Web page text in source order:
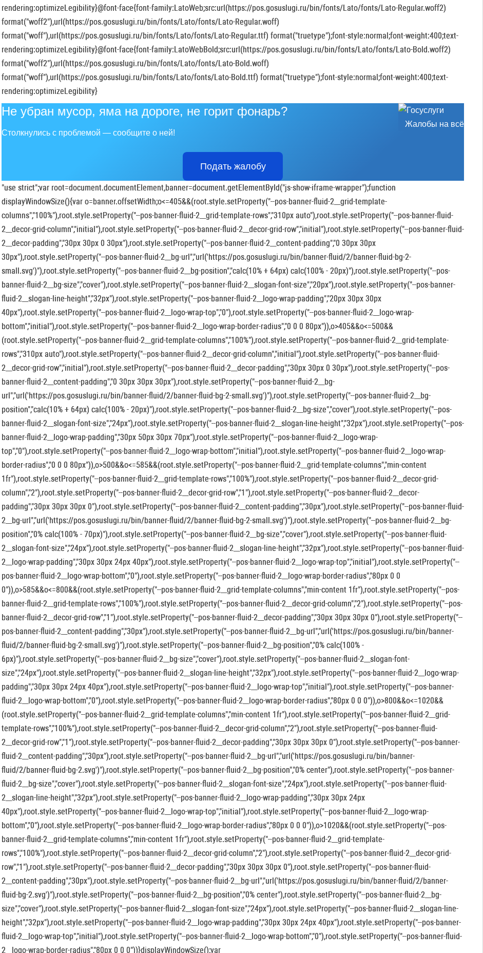
rendering:optimizeLegibility}@font-face{font-family:LatoWeb;src:url(https://pos.gosuslugi.ru/bin/fonts/Lato/fonts/Lato-Regular.woff2)
format("woff2"),url(https://pos.gosuslugi.ru/bin/fonts/Lato/fonts/Lato-Regular.woff)
format("woff"),url(https://pos.gosuslugi.ru/bin/fonts/Lato/fonts/Lato-Regular.ttf) format("truetype");font-style:normal;font-weight:400;text-
rendering:optimizeLegibility}@font-face{font-family:LatoWebBold;src:url(https://pos.gosuslugi.ru/bin/fonts/Lato/fonts/Lato-Bold.woff2)
format("woff2"),url(https://pos.gosuslugi.ru/bin/fonts/Lato/fonts/Lato-Bold.woff)
format("woff"),url(https://pos.gosuslugi.ru/bin/fonts/Lato/fonts/Lato-Bold.ttf) format("truetype");font-style:normal;font-weight:400;text-
rendering:optimizeLegibility}
Жалобы на всё
Не убран мусор, яма на дороге, не горит фонарь?
Столкнулись с проблемой — сообщите о ней!
Подать жалобу
"use strict";var root=document.documentElement,banner=document.getElementById("js-show-iframe-wrapper");function
displayWindowSize(){var o=banner.offsetWidth;o<=405&&(root.style.setProperty("--pos-banner-fluid-2__grid-template-
columns","100%"),root.style.setProperty("--pos-banner-fluid-2__grid-template-rows","310px auto"),root.style.setProperty("--pos-banner-fluid-
2__decor-grid-column","initial"),root.style.setProperty("--pos-banner-fluid-2__decor-grid-row","initial"),root.style.setProperty("--pos-banner-fluid-
2__decor-padding","30px 30px 0 30px"),root.style.setProperty("--pos-banner-fluid-2__content-padding","0 30px 30px
30px"),root.style.setProperty("--pos-banner-fluid-2__bg-url","url('https://pos.gosuslugi.ru/bin/banner-fluid/2/banner-fluid-bg-2-
small.svg')"),root.style.setProperty("--pos-banner-fluid-2__bg-position","calc(10% + 64px) calc(100% - 20px)"),root.style.setProperty("--pos-
banner-fluid-2__bg-size","cover"),root.style.setProperty("--pos-banner-fluid-2__slogan-font-size","20px"),root.style.setProperty("--pos-banner-
fluid-2__slogan-line-height","32px"),root.style.setProperty("--pos-banner-fluid-2__logo-wrap-padding","20px 30px 30px
40px"),root.style.setProperty("--pos-banner-fluid-2__logo-wrap-top","0"),root.style.setProperty("--pos-banner-fluid-2__logo-wrap-
bottom","initial"),root.style.setProperty("--pos-banner-fluid-2__logo-wrap-border-radius","0 0 0 80px")),o>405&&o<=500&&
(root.style.setProperty("--pos-banner-fluid-2__grid-template-columns","100%"),root.style.setProperty("--pos-banner-fluid-2__grid-template-
rows","310px auto"),root.style.setProperty("--pos-banner-fluid-2__decor-grid-column","initial"),root.style.setProperty("--pos-banner-fluid-
2__decor-grid-row","initial"),root.style.setProperty("--pos-banner-fluid-2__decor-padding","30px 30px 0 30px"),root.style.setProperty("--pos-
banner-fluid-2__content-padding","0 30px 30px 30px"),root.style.setProperty("--pos-banner-fluid-2__bg-
url","url('https://pos.gosuslugi.ru/bin/banner-fluid/2/banner-fluid-bg-2-small.svg')"),root.style.setProperty("--pos-banner-fluid-2__bg-
position","calc(10% + 64px) calc(100% - 20px)"),root.style.setProperty("--pos-banner-fluid-2__bg-size","cover"),root.style.setProperty("--pos-
banner-fluid-2__slogan-font-size","24px"),root.style.setProperty("--pos-banner-fluid-2__slogan-line-height","32px"),root.style.setProperty("--pos-
banner-fluid-2__logo-wrap-padding","30px 50px 30px 70px"),root.style.setProperty("--pos-banner-fluid-2__logo-wrap-
top","0"),root.style.setProperty("--pos-banner-fluid-2__logo-wrap-bottom","initial"),root.style.setProperty("--pos-banner-fluid-2__logo-wrap-
border-radius","0 0 0 80px")),o>500&&o<=585&&(root.style.setProperty("--pos-banner-fluid-2__grid-template-columns","min-content
1fr"),root.style.setProperty("--pos-banner-fluid-2__grid-template-rows","100%"),root.style.setProperty("--pos-banner-fluid-2__decor-grid-
column","2"),root.style.setProperty("--pos-banner-fluid-2__decor-grid-row","1"),root.style.setProperty("--pos-banner-fluid-2__decor-
padding","30px 30px 30px 0"),root.style.setProperty("--pos-banner-fluid-2__content-padding","30px"),root.style.setProperty("--pos-banner-fluid-
2__bg-url","url('https://pos.gosuslugi.ru/bin/banner-fluid/2/banner-fluid-bg-2-small.svg')"),root.style.setProperty("--pos-banner-fluid-2__bg-
position","0% calc(100% - 70px)"),root.style.setProperty("--pos-banner-fluid-2__bg-size","cover"),root.style.setProperty("--pos-banner-fluid-
2__slogan-font-size","24px"),root.style.setProperty("--pos-banner-fluid-2__slogan-line-height","32px"),root.style.setProperty("--pos-banner-fluid-
2__logo-wrap-padding","30px 30px 24px 40px"),root.style.setProperty("--pos-banner-fluid-2__logo-wrap-top","initial"),root.style.setProperty("--
pos-banner-fluid-2__logo-wrap-bottom","0"),root.style.setProperty("--pos-banner-fluid-2__logo-wrap-border-radius","80px 0 0
0")),o>585&&o<=800&&(root.style.setProperty("--pos-banner-fluid-2__grid-template-columns","min-content 1fr"),root.style.setProperty("--pos-
banner-fluid-2__grid-template-rows","100%"),root.style.setProperty("--pos-banner-fluid-2__decor-grid-column","2"),root.style.setProperty("--pos-
banner-fluid-2__decor-grid-row","1"),root.style.setProperty("--pos-banner-fluid-2__decor-padding","30px 30px 30px 0"),root.style.setProperty("--
pos-banner-fluid-2__content-padding","30px"),root.style.setProperty("--pos-banner-fluid-2__bg-url","url('https://pos.gosuslugi.ru/bin/banner-
fluid/2/banner-fluid-bg-2-small.svg')"),root.style.setProperty("--pos-banner-fluid-2__bg-position","0% calc(100% -
6px)"),root.style.setProperty("--pos-banner-fluid-2__bg-size","cover"),root.style.setProperty("--pos-banner-fluid-2__slogan-font-
size","24px"),root.style.setProperty("--pos-banner-fluid-2__slogan-line-height","32px"),root.style.setProperty("--pos-banner-fluid-2__logo-wrap-
padding","30px 30px 24px 40px"),root.style.setProperty("--pos-banner-fluid-2__logo-wrap-top","initial"),root.style.setProperty("--pos-banner-
fluid-2__logo-wrap-bottom","0"),root.style.setProperty("--pos-banner-fluid-2__logo-wrap-border-radius","80px 0 0 0")),o>800&&o<=1020&&
(root.style.setProperty("--pos-banner-fluid-2__grid-template-columns","min-content 1fr"),root.style.setProperty("--pos-banner-fluid-2__grid-
template-rows","100%"),root.style.setProperty("--pos-banner-fluid-2__decor-grid-column","2"),root.style.setProperty("--pos-banner-fluid-
2__decor-grid-row","1"),root.style.setProperty("--pos-banner-fluid-2__decor-padding","30px 30px 30px 0"),root.style.setProperty("--pos-banner-
fluid-2__content-padding","30px"),root.style.setProperty("--pos-banner-fluid-2__bg-url","url('https://pos.gosuslugi.ru/bin/banner-
fluid/2/banner-fluid-bg-2.svg')"),root.style.setProperty("--pos-banner-fluid-2__bg-position","0% center"),root.style.setProperty("--pos-banner-
fluid-2__bg-size","cover"),root.style.setProperty("--pos-banner-fluid-2__slogan-font-size","24px"),root.style.setProperty("--pos-banner-fluid-
2__slogan-line-height","32px"),root.style.setProperty("--pos-banner-fluid-2__logo-wrap-padding","30px 30px 24px
40px"),root.style.setProperty("--pos-banner-fluid-2__logo-wrap-top","initial"),root.style.setProperty("--pos-banner-fluid-2__logo-wrap-
bottom","0"),root.style.setProperty("--pos-banner-fluid-2__logo-wrap-border-radius","80px 0 0 0")),o>1020&&(root.style.setProperty("--pos-
banner-fluid-2__grid-template-columns","min-content 1fr"),root.style.setProperty("--pos-banner-fluid-2__grid-template-
rows","100%"),root.style.setProperty("--pos-banner-fluid-2__decor-grid-column","2"),root.style.setProperty("--pos-banner-fluid-2__decor-grid-
row","1"),root.style.setProperty("--pos-banner-fluid-2__decor-padding","30px 30px 30px 0"),root.style.setProperty("--pos-banner-fluid-
2__content-padding","30px"),root.style.setProperty("--pos-banner-fluid-2__bg-url","url('https://pos.gosuslugi.ru/bin/banner-fluid/2/banner-
fluid-bg-2.svg')"),root.style.setProperty("--pos-banner-fluid-2__bg-position","0% center"),root.style.setProperty("--pos-banner-fluid-2__bg-
size","cover"),root.style.setProperty("--pos-banner-fluid-2__slogan-font-size","24px"),root.style.setProperty("--pos-banner-fluid-2__slogan-line-
height","32px"),root.style.setProperty("--pos-banner-fluid-2__logo-wrap-padding","30px 30px 24px 40px"),root.style.setProperty("--pos-banner-
fluid-2__logo-wrap-top","initial"),root.style.setProperty("--pos-banner-fluid-2__logo-wrap-bottom","0"),root.style.setProperty("--pos-banner-fluid-
2__logo-wrap-border-radius","80px 0 0 0"))}displayWindowSize();var